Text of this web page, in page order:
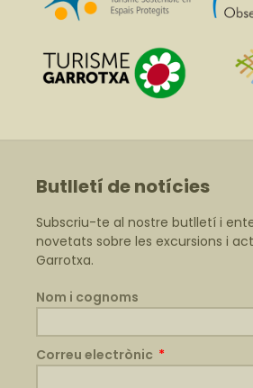
Butlletí de notícies
Subscriu-te al nostre butlletí i
novetats sobre les excursions i
Garrotxa.
Nom i cognoms
Correu electrònic